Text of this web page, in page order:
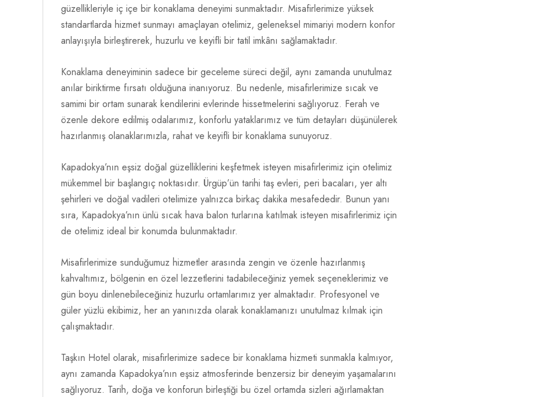
güzellikleriyle iç içe bir konaklama deneyimi sunmaktadır. Misafirlerimize yüksek
standartlarda hizmet sunmayı amaçlayan otelimiz, geleneksel mimariyi modern konfor
anlayışıyla birleştirerek, huzurlu ve keyifli bir tatil imkânı sağlamaktadır.
Konaklama deneyiminin sadece bir geceleme süreci değil, aynı zamanda unutulmaz
anılar biriktirme fırsatı olduğuna inanıyoruz. Bu nedenle, misafirlerimize sıcak ve
samimi bir ortam sunarak kendilerini evlerinde hissetmelerini sağlıyoruz. Ferah ve
özenle dekore edilmiş odalarımız, konforlu yataklarımız ve tüm detayları düşünülerek
hazırlanmış olanaklarımızla, rahat ve keyifli bir konaklama sunuyoruz.
Kapadokya’nın eşsiz doğal güzelliklerini keşfetmek isteyen misafirlerimiz için otelimiz
mükemmel bir başlangıç noktasıdır. Ürgüp’ün tarihi taş evleri, peri bacaları, yer altı
şehirleri ve doğal vadileri otelimize yalnızca birkaç dakika mesafededir. Bunun yanı
sıra, Kapadokya’nın ünlü sıcak hava balon turlarına katılmak isteyen misafirlerimiz için
de otelimiz ideal bir konumda bulunmaktadır.
Misafirlerimize sunduğumuz hizmetler arasında zengin ve özenle hazırlanmış
kahvaltımız, bölgenin en özel lezzetlerini tadabileceğiniz yemek seçeneklerimiz ve
gün boyu dinlenebileceğiniz huzurlu ortamlarımız yer almaktadır. Profesyonel ve
güler yüzlü ekibimiz, her an yanınızda olarak konaklamanızı unutulmaz kılmak için
çalışmaktadır.
Taşkın Hotel olarak, misafirlerimize sadece bir konaklama hizmeti sunmakla kalmıyor,
aynı zamanda Kapadokya’nın eşsiz atmosferinde benzersiz bir deneyim yaşamalarını
sağlıyoruz. Tarih, doğa ve konforun birleştiği bu özel ortamda sizleri ağırlamaktan